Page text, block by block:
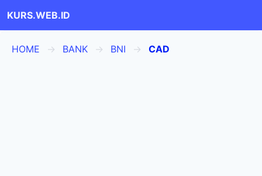
KURS.WEB.ID
HOME BANK BNI CAD